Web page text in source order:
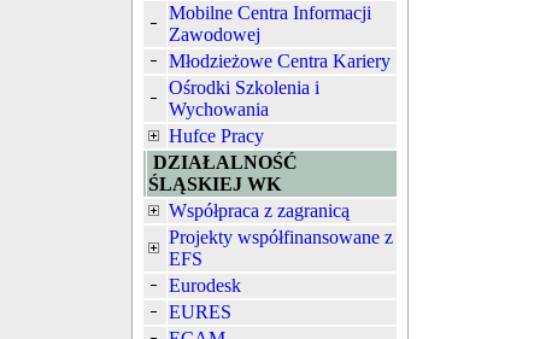
Mobilne Centra Informacji
Zawodowej
Młodzieżowe Centra Kariery
Ośrodki Szkolenia i
Wychowania
Hufce Pracy
DZIAŁALNOŚĆ
ŚLĄSKIEJ WK
Współpraca z zagranicą
Projekty współfinansowane z
EFS
Eurodesk
EURES